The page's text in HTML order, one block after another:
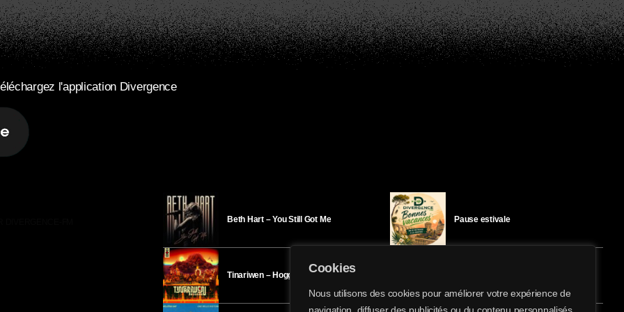
Cookies
Nous utilisons des cookies pour améliorer votre expérience de
l'application Divergence
Beth Hart – You Still Got Me
Tinariwen – Hoggar
Pause estivale